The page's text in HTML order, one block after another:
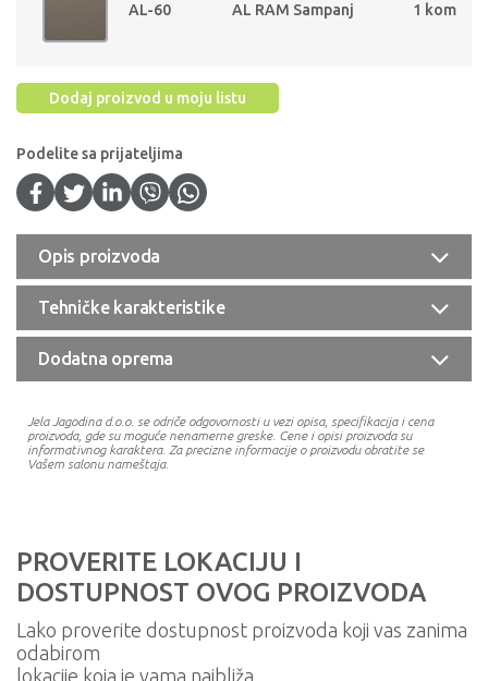
AL-60 AL RAM Sampanj 1 kom
Dodaj proizvod u moju listu
Podelite sa prijateljima
Opis proizvoda
Tehničke karakteristike
Dodatna oprema
Jela Jagodina d.o.o. se odriče odgovornosti u vezi opisa, specifikacija i cena
proizvoda, gde su moguće nenamerne greske. Cene i opisi proizvoda su
informativnog karaktera. Za precizne informacije o proizvodu obratite se
Vašem salonu nameštaja.
PROVERITE LOKACIJU I
DOSTUPNOST OVOG PROIZVODA
Lako proverite dostupnost proizvoda koji vas zanima
odabirom
lokacije koja je vama najbliža.